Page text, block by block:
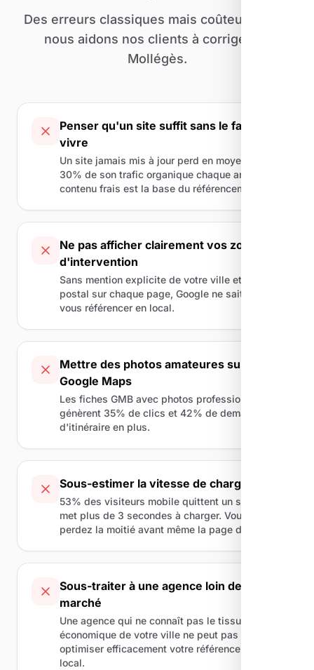
Des erreurs classiques mais coûteuses que
nous aidons nos clients à corriger de
Mollégès.
Penser qu'un site suffit sans le faire
vivre
Un site jamais mis à jour perd en moyenne
30% de son trafic organique chaque année. Le
contenu frais est la base du référencement.
Ne pas afficher clairement vos zones
d'intervention
Sans mention explicite de votre ville et code
postal sur chaque page, Google ne sait pas où
vous référencer en local.
Mettre des photos amateures sur
Google Maps
Les fiches GMB avec photos professionnelles
génèrent 35% de clics et 42% de demandes
d'itinéraire en plus.
Sous-estimer la vitesse de chargement
53% des visiteurs mobile quittent un site qui
met plus de 3 secondes à charger. Vous
perdez la moitié avant même la page d'accueil.
Sous-traiter à une agence loin de votre
marché
Une agence qui ne connaît pas le tissu
économique de votre ville ne peut pas
optimiser efficacement votre référencement
local.